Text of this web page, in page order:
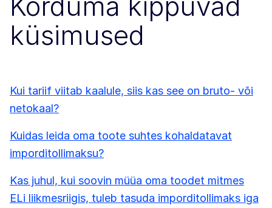
küsimused
Kui tariif viitab kaalule, siis kas see on bruto- või
netokaal?
Kuidas leida oma toote suhtes kohaldatavat
imporditollimaksu?
Kas juhul, kui soovin müüa oma toodet mitmes
ELi liikmesriigis, tuleb tasuda imporditollimaks iga